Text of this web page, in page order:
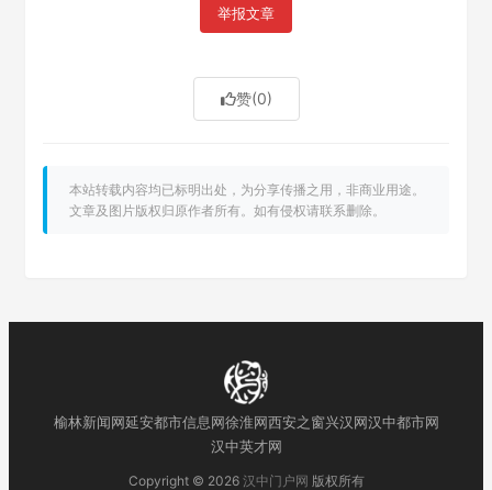
举报文章
赞(0)
本站转载内容均已标明出处，为分享传播之用，非商业用途。
文章及图片版权归原作者所有。如有侵权请联系删除。
榆林新闻网延安都市信息网徐淮网西安之窗兴汉网汉中都市网
汉中英才网
Copyright © 2026 汉中门户网 版权所有